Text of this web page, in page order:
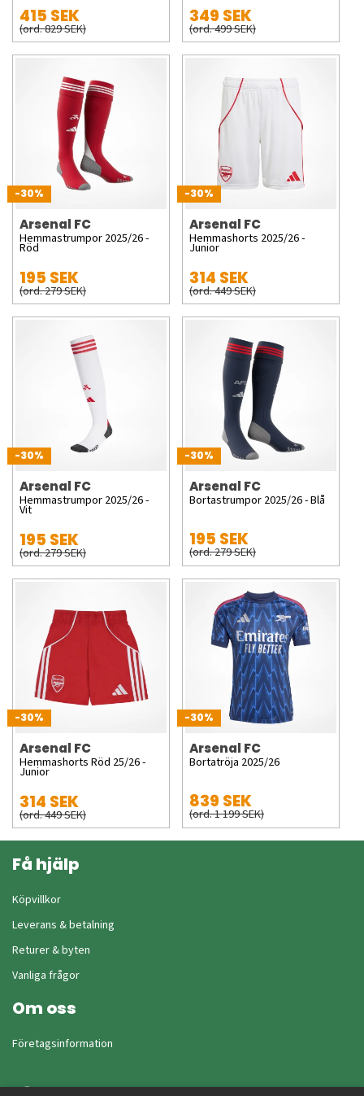
415 SEK
(ord. 829 SEK)
349 SEK
(ord. 499 SEK)
-30%
Arsenal FC
Hemmastrumpor 2025/26 -
Röd
195 SEK
(ord. 279 SEK)
-30%
Arsenal FC
Hemmashorts 2025/26 -
Junior
314 SEK
(ord. 449 SEK)
-30%
Arsenal FC
Hemmastrumpor 2025/26 -
Vit
195 SEK
(ord. 279 SEK)
-30%
Arsenal FC
Bortastrumpor 2025/26 - Blå
195 SEK
(ord. 279 SEK)
-30%
Arsenal FC
Hemmashorts Röd 25/26 -
Junior
314 SEK
(ord. 449 SEK)
-30%
Arsenal FC
Bortatröja 2025/26
839 SEK
(ord. 1 199 SEK)
Få hjälp
Köpvillkor
Leverans & betalning
Returer & byten
Vanliga frågor
Om oss
Företagsinformation